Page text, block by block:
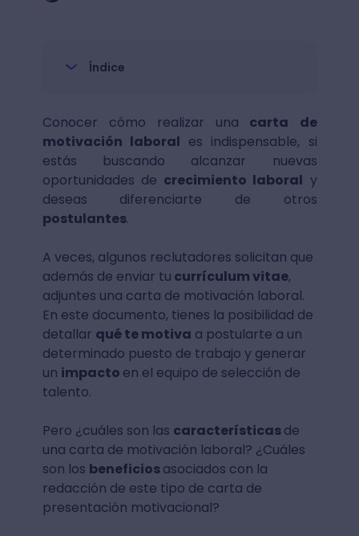
Índice
Conocer cómo realizar una carta de
motivación laboral es indispensable, si
estás buscando alcanzar nuevas
oportunidades de crecimiento laboral y
deseas diferenciarte de otros
postulantes.
A veces, algunos reclutadores solicitan que
además de enviar tu currículum vitae,
adjuntes una carta de motivación laboral.
En este documento, tienes la posibilidad de
detallar qué te motiva a postularte a un
determinado puesto de trabajo y generar
un impacto en el equipo de selección de
talento.
Pero ¿cuáles son las característicasde
una carta de motivación laboral? ¿Cuáles
son los beneficiosasociados con la
redacción de este tipo de carta de
presentación motivacional?